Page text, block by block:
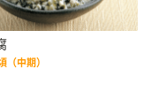
（中期）